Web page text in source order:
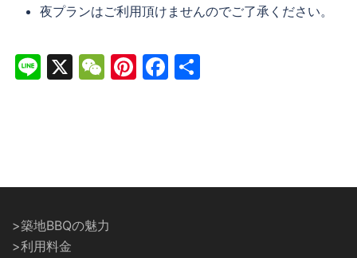
夜プランはご利用頂けませんのでご了承ください。
Line
X WeChat
Pinterest
Facebook
>築地BBQの魅力
>利用料金